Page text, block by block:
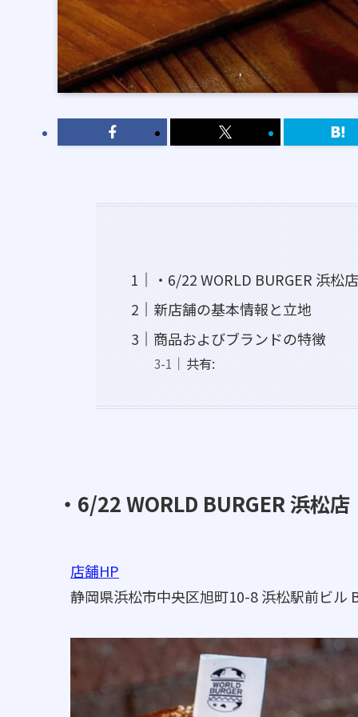
・6/22 WORLD BURGER 浜松
新店舗の基本情報と立地
商品およびブランドの特徴
共有:
・6/22 WORLD BURGER 浜松店
店舗HP
静岡県浜松市中央区旭町10-8 浜松駅前ビル